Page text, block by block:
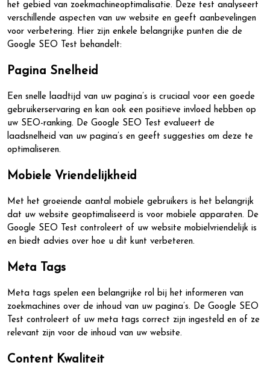
het gebied van zoekmachineoptimalisatie. Deze test analyseert
verschillende aspecten van uw website en geeft aanbevelingen
voor verbetering. Hier zijn enkele belangrijke punten die de
Google SEO Test behandelt:
Pagina Snelheid
Een snelle laadtijd van uw pagina’s is cruciaal voor een goede
gebruikerservaring en kan ook een positieve invloed hebben op
uw SEO-ranking. De Google SEO Test evalueert de
laadsnelheid van uw pagina’s en geeft suggesties om deze te
optimaliseren.
Mobiele Vriendelijkheid
Met het groeiende aantal mobiele gebruikers is het belangrijk
dat uw website geoptimaliseerd is voor mobiele apparaten. De
Google SEO Test controleert of uw website mobielvriendelijk is
en biedt advies over hoe u dit kunt verbeteren.
Meta Tags
Meta tags spelen een belangrijke rol bij het informeren van
zoekmachines over de inhoud van uw pagina’s. De Google SEO
Test controleert of uw meta tags correct zijn ingesteld en of ze
relevant zijn voor de inhoud van uw website.
Content Kwaliteit